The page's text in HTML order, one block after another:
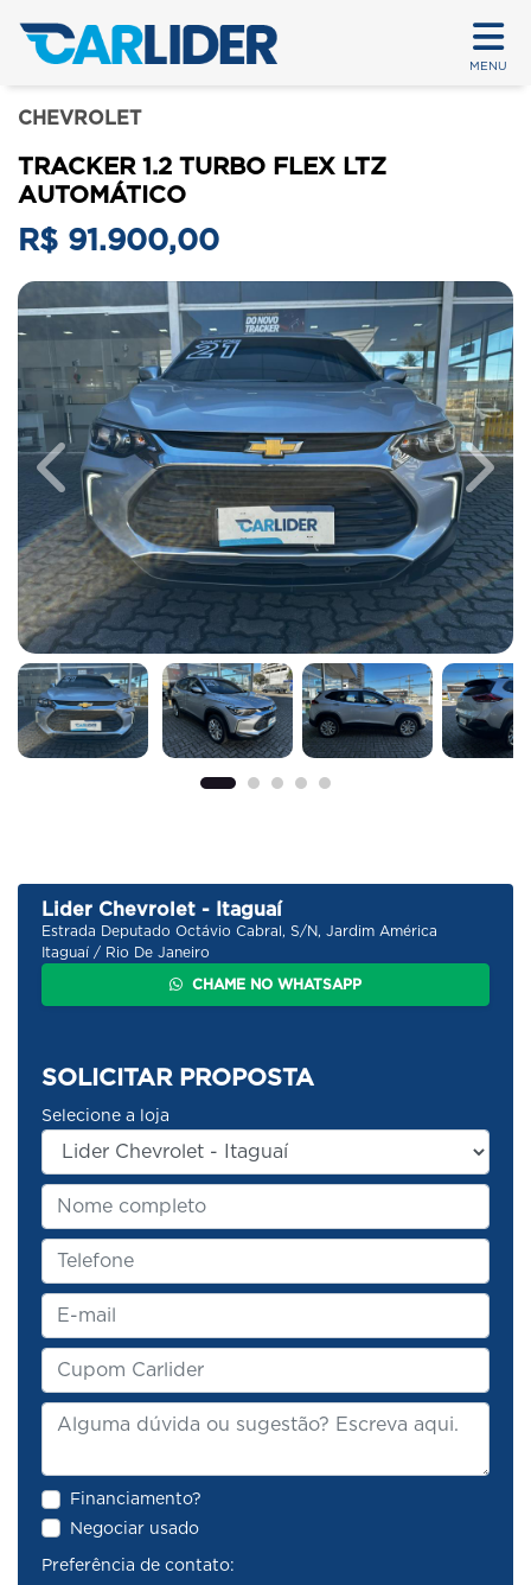
MENU
CHEVROLET
TRACKER 1.2 TURBO FLEX LTZ
AUTOMÁTICO
R$ 91.900,00
Previous Next
Lider Chevrolet - Itaguaí
Estrada Deputado Octávio Cabral, S/N, Jardim América
Itaguaí / Rio De Janeiro
CHAME NO WHATSAPP
SOLICITAR PROPOSTA
Selecione a loja
Financiamento?
Negociar usado
Preferência de contato: